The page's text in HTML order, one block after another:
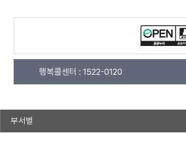
행복콜센터 : 1522-0120
부서별